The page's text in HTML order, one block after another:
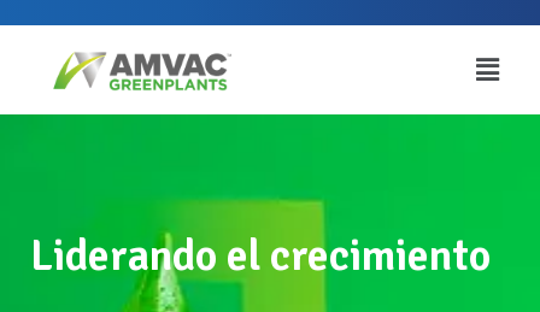
contenido
Main
Menu
Liderando el crecimiento